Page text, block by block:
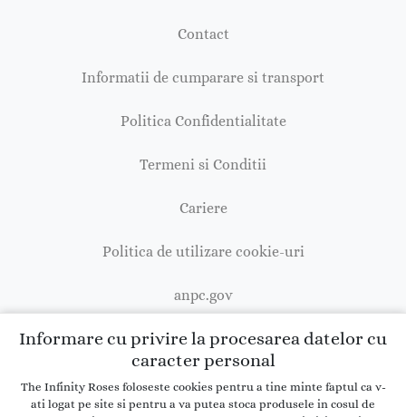
Informare cu privire la procesarea datelor cu
caracter personal
The Infinity Roses foloseste cookies pentru a tine minte faptul ca v-
ati logat pe site si pentru a va putea stoca produsele in cosul de
Contact
Informatii de cumparare si transport
Politica Confidentialitate
Termeni si Conditii
Cariere
Politica de utilizare cookie-uri
anpc.gov
Copyright © 2026 theinfinityroses.ro